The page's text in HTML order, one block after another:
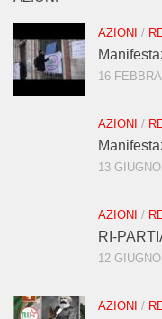
AZIONI /
16
AZIONI /
13
AZIONI /
RI-
12
AZIONI /